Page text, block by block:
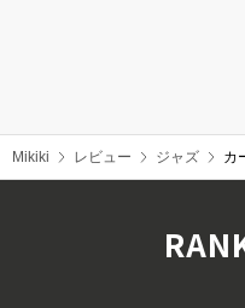
Mikiki レビュー ジャズ カ